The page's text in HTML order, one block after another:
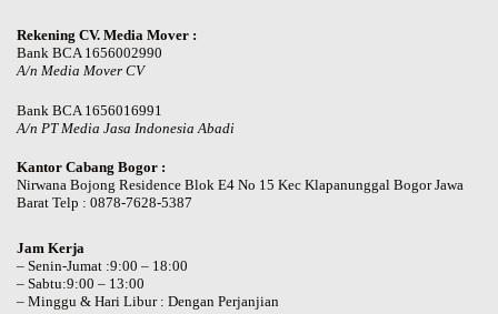
Rekening CV. Media Mover :
Bank BCA 1656002990
A/n Media Mover CV
Bank BCA 1656016991
A/n PT Media Jasa Indonesia Abadi
Kantor Cabang Bogor :
Nirwana Bojong Residence Blok E4 No 15 Kec Klapanunggal Bogor Jawa
Barat Telp : 0878-7628-5387
Jam Kerja
– Senin-Jumat :9:00 – 18:00
– Sabtu:9:00 – 13:00
– Minggu & Hari Libur : Dengan Perjanjian